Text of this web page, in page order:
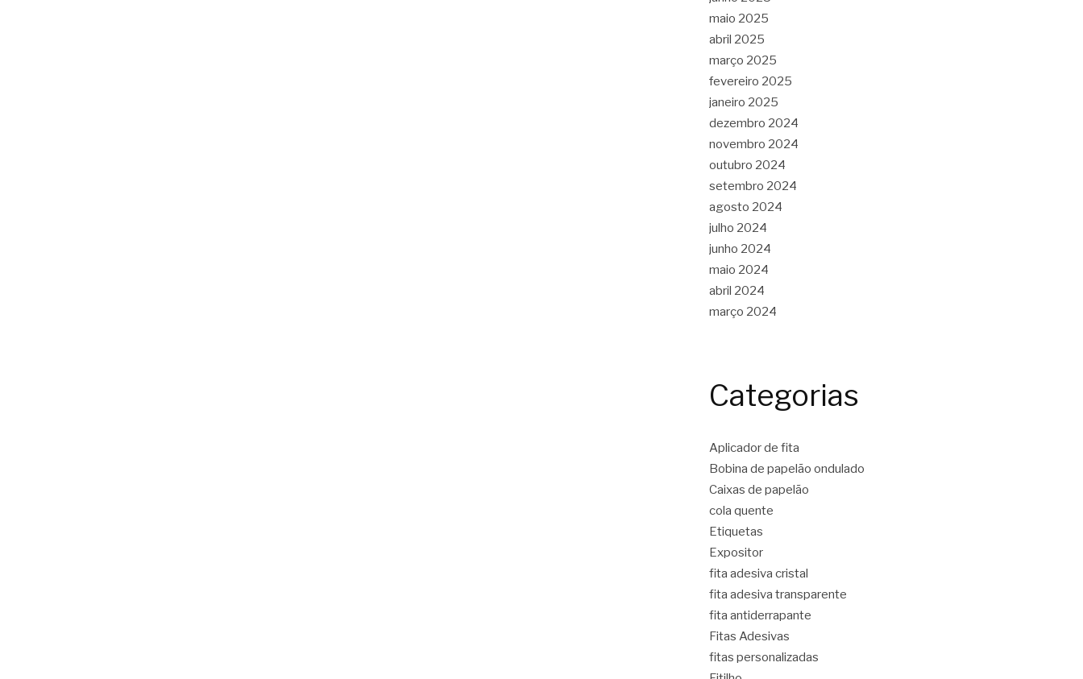
maio 2025
abril 2025
março 2025
fevereiro 2025
janeiro 2025
dezembro 2024
novembro 2024
outubro 2024
setembro 2024
agosto 2024
julho 2024
junho 2024
maio 2024
abril 2024
março 2024
Categorias
Aplicador de fita
Bobina de papelão ondulado
Caixas de papelão
cola quente
Etiquetas
Expositor
fita adesiva cristal
fita adesiva transparente
fita antiderrapante
Fitas Adesivas
fitas personalizadas